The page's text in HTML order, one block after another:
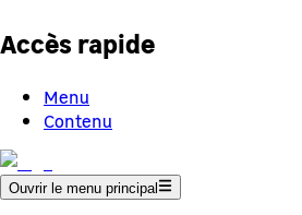
Accès rapide
Menu
Contenu
Ouvrir le menu principal